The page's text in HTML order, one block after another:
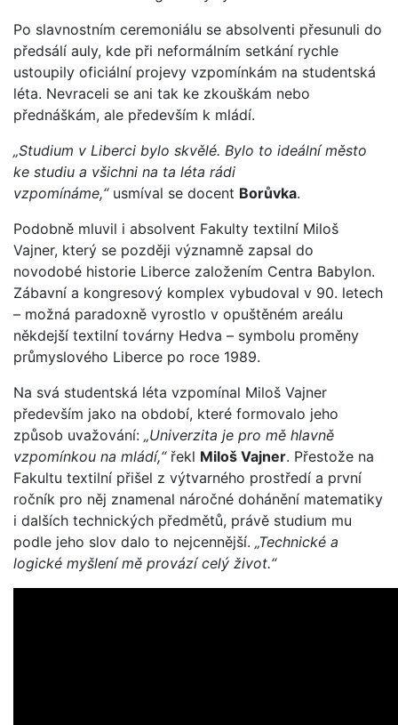
Po slavnostním ceremoniálu se absolventi přesunuli do
předsálí auly, kde při neformálním setkání rychle
ustoupily oficiální projevy vzpomínkám na studentská
léta. Nevraceli se ani tak ke zkouškám nebo
přednáškám, ale především k mládí.
„Studium v Liberci bylo skvělé. Bylo to ideální město
ke studiu a všichni na ta léta rádi
vzpomínáme,“usmíval se docent Borůvka.
Podobně mluvil i absolvent Fakulty textilní Miloš
Vajner, který se později významně zapsal do
novodobé historie Liberce založením Centra Babylon.
Zábavní a kongresový komplex vybudoval v 90. letech
– možná paradoxně vyrostlo v opuštěném areálu
někdejší textilní továrny Hedva – symbolu proměny
průmyslového Liberce po roce 1989.
Na svá studentská léta vzpomínal Miloš Vajner
především jako na období, které formovalo jeho
způsob uvažování: „Univerzita je pro mě hlavně
vzpomínkou na mládí,“řekl Miloš Vajner. Přestože na
Fakultu textilní přišel z výtvarného prostředí a první
ročník pro něj znamenal náročné dohánění matematiky
i dalších technických předmětů, právě studium mu
podle jeho slov dalo to nejcennější. „Technické a
logické myšlení mě provází celý život.“